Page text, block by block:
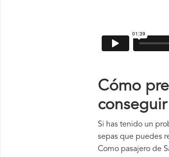
Cómo
Si has tenido un
sepas que puedes
Como pasajero de